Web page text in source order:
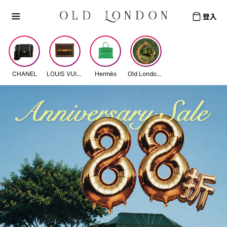
登入
CHANEL LOUIS VUITTON Hermès Old London merchandise